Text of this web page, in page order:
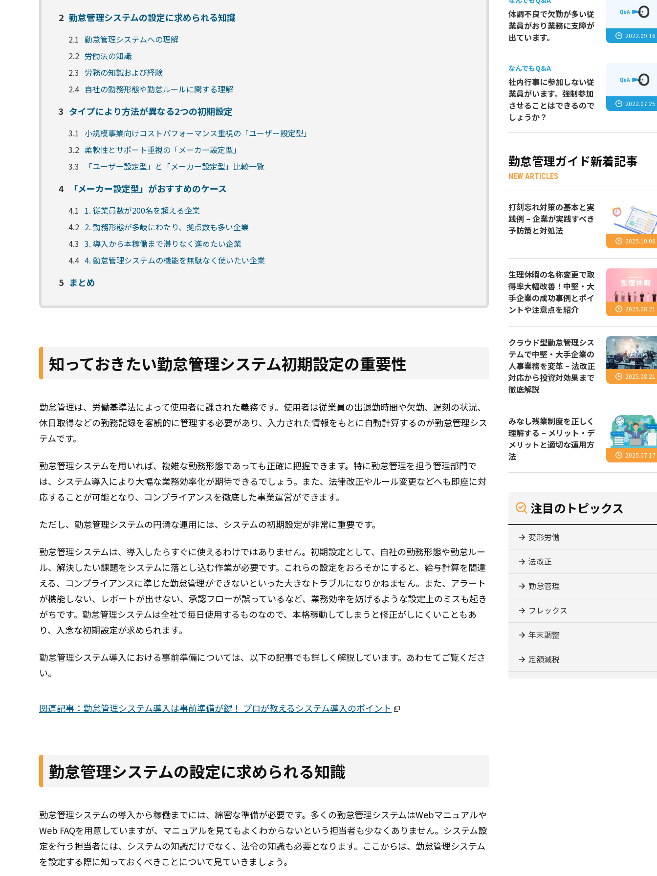
2 勤怠管理システムの設定に求められる知識
2.1 勤怠管理システムへの理解
2.2 労働法の知識
2.3 労務の知識および経験
2.4 自社の勤務形態や勤怠ルールに関する理解
3 タイプにより方法が異なる2つの初期設定
3.1 小規模事業向けコストパフォーマンス重視の「ユーザー設定型」
3.2 柔軟性とサポート重視の「メーカー設定型」
3.3
「ユーザー設定型」と「メーカー設定型」比較一覧
4 「メーカー設定型」がおすすめのケース
4.1 1. 従業員数が200名を超える企業
4.2 2. 勤務形態が多岐にわたり、拠点数も多い企業
4.3 3. 導入から本稼働まで滞りなく進めたい企業
4.4 4. 勤怠管理システムの機能を無駄なく使いたい企業
5 まとめ
知っておきたい勤怠管理システム初期設定の重要性
勤怠管理は、労働基準法によって使用者に課された義務です。使用者は従業員の出退勤時間や欠勤、遅刻の状況、
休日取得などの勤務記録を客観的に管理する必要があり、入力された情報をもとに自動計算するのが勤怠管理シス
テムです。
勤怠管理システムを用いれば、複雑な勤務形態であっても正確に把握できます。特に勤怠管理を担う管理部門で
は、システム導入により大幅な業務効率化が期待できるでしょう。また、法律改正やルール変更などへも即座に対
応することが可能となり、コンプライアンスを徹底した事業運営ができます。
ただし、勤怠管理システムの円滑な運用には、システムの初期設定が非常に重要です。
勤怠管理システムは、導入したらすぐに使えるわけではありません。初期設定として、自社の勤務形態や勤怠ルー
ル、解決したい課題をシステムに落とし込む作業が必要です。これらの設定をおろそかにすると、給与計算を間違
える、コンプライアンスに準じた勤怠管理ができないといった大きなトラブルになりかねません。また、アラート
が機能しない、レポートが出せない、承認フローが誤っているなど、業務効率を妨げるような設定上のミスも起き
がちです。勤怠管理システムは全社で毎日使用するものなので、本格稼動してしまうと修正がしにくいこともあ
り、入念な初期設定が求められます。
勤怠管理システム導入における事前準備については、以下の記事でも詳しく解説しています。あわせてご覧くださ
い。
関連記事：勤怠管理システム導入は事前準備が鍵！ プロが教えるシステム導入のポイント
勤怠管理システムの設定に求められる知識
勤怠管理システムの導入から稼働までには、綿密な準備が必要です。多くの勤怠管理システムはWebマニュアルや
Web FAQを用意していますが、マニュアルを見てもよくわからないという担当者も少なくありません。システム設
定を行う担当者には、システムの知識だけでなく、法令の知識も必要となります。ここからは、勤怠管理システム
を設定する際に知っておくべきことについて見ていきましょう。
体調不良で欠勤が多い従
業員がおり業務に支障が
出ています。
2022.09.16
なんでもQ&A
社内行事に参加しない従
業員がいます。強制参加
させることはできるので
しょうか？
2022.07.25
勤怠管理ガイド新着記事
NEW ARTICLES
打刻忘れ対策の基本と実
践例 – 企業が実践すべき
予防策と対処法
2025.10.06
生理休暇の名称変更で取
得率大幅改善！中堅・大
手企業の成功事例とポイ
ントや注意点を紹介
2025.08.21
クラウド型勤怠管理シス
テムで中堅・大手企業の
人事業務を変革 – 法改正
対応から投資対効果まで
徹底解説
2025.08.21
みなし残業制度を正しく
理解する – メリット・デ
メリットと適切な運用方
法
2025.07.17
注目のトピックス
変形労働
法改正
勤怠管理
フレックス
年末調整
定額減税